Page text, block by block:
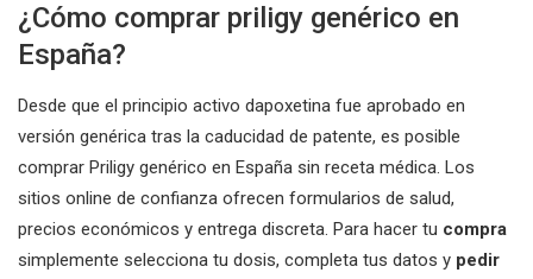
¿Cómo comprar priligy genérico en
España?
Desde que el principio activo dapoxetina fue aprobado en
versión genérica tras la caducidad de patente, es posible
comprar Priligy genérico en España sin receta médica. Los
sitios online de confianza ofrecen formularios de salud,
precios económicos y entrega discreta. Para hacer tu compra
simplemente selecciona tu dosis, completa tus datos y pedir